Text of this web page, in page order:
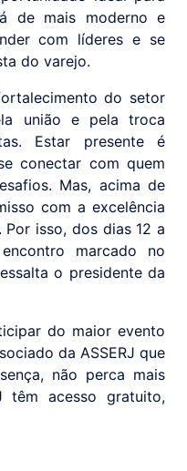
de mais moderno e
com líderes e se
do varejo.
do setor
união e pela troca
Estar presente é
conectar com quem
Mas, acima de
com a excelência
isso, dos dias 12 a
marcado no
o presidente da
do maior evento
da ASSERJ que
não perca mais
têm acesso gratuito,